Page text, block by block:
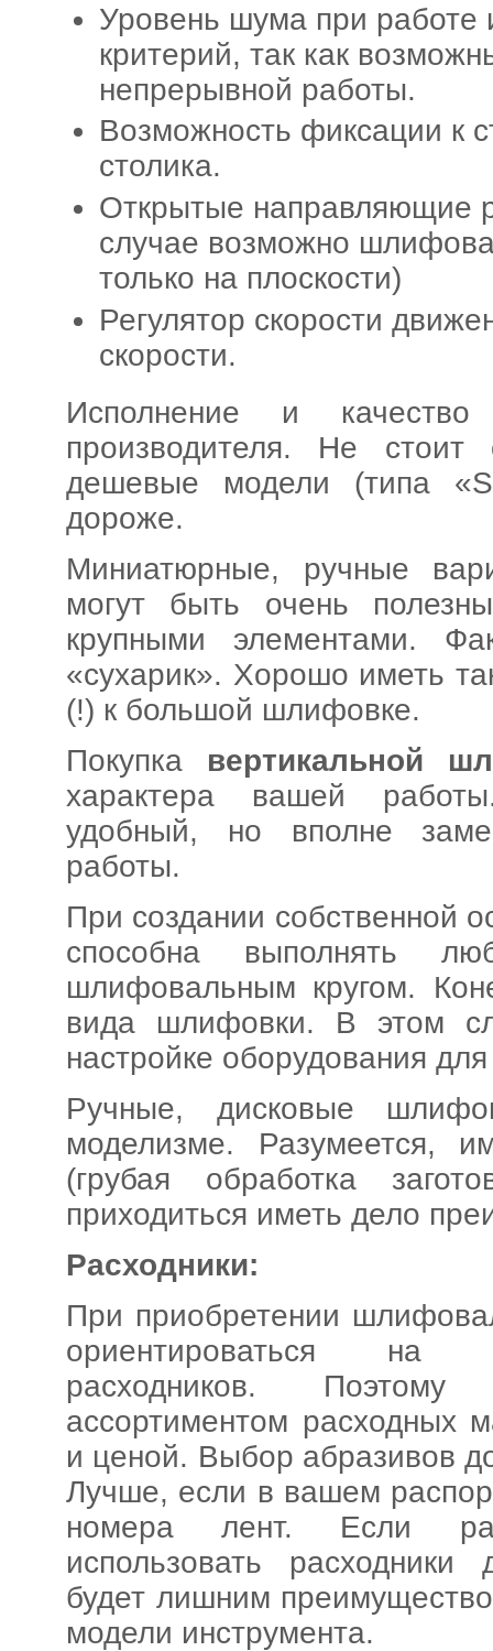
Уровень шума при
критерий, так как
непрерывной работы.
Возможность фиксации к
столика.
Открытые направляющие
случае возможно
только на плоскости)
Регулятор скорости
скорости.
Исполнение и
производителя. Не стоит
дешевые модели (типа
дороже.
Миниатюрные, ручные
могут быть очень
крупными элементами.
«сухарик». Хорошо иметь
(!) к большой шлифовке.
Покупка вертикальной
характера вашей
удобный, но вполне
работы.
При создании собственной
способна выполнять
шлифовальным кругом.
вида шлифовки. В этом
настройке оборудования
Ручные, дисковые
моделизме. Разумеется,
(грубая обработка
приходиться иметь дело
Расходники:
При приобретении
ориентироваться на
расходников. Поэтому
ассортиментом расходных
и ценой. Выбор абразивов
Лучше, если в вашем
номера лент. Если
использовать расходники
будет лишним
модели инструмента.